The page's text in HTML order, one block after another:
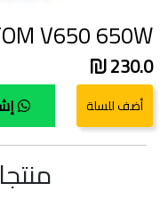
V650 650W
230.0